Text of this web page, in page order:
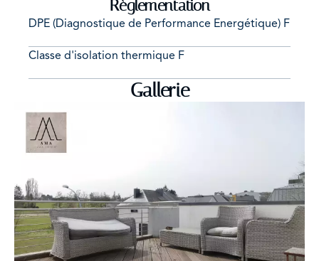
Règlementation
DPE (Diagnostique de Performance Energétique) F
Classe d'isolation thermique F
Gallerie